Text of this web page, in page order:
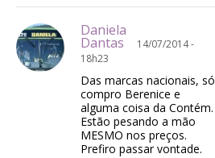
Daniela
Dantas
14/07/2014 -
18h23
Das marcas nacionais, só
compro Berenice e
alguma coisa da Contém.
Estão pesando a mão
MESMO nos preços.
Prefiro passar vontade.